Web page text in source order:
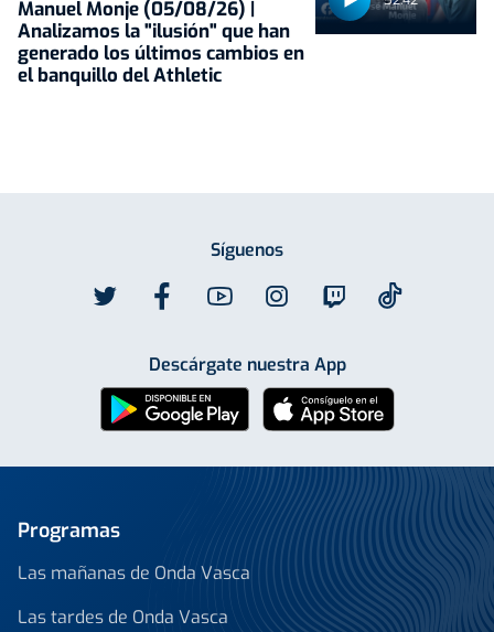
Manuel Monje (05/08/26) |
Analizamos la "ilusión" que han
generado los últimos cambios en
el banquillo del Athletic
Síguenos
Descárgate nuestra App
Programas
Las mañanas de Onda Vasca
Las tardes de Onda Vasca